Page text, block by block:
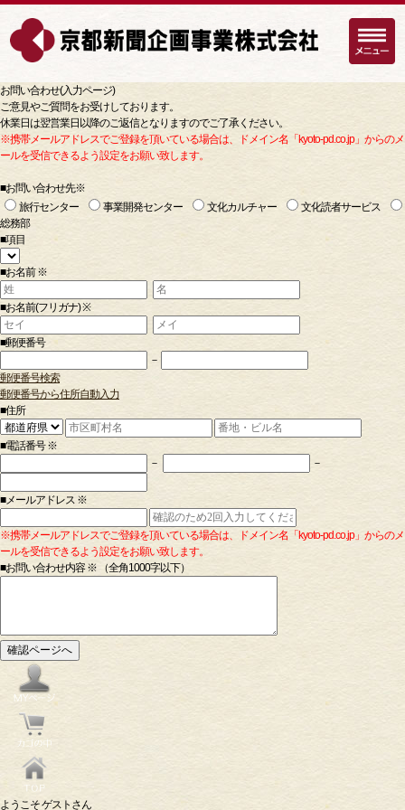
お問い合わせ(入力ページ)
ご意見やご質問をお受けしております。
休業日は翌営業日以降のご返信となりますのでご了承ください。
※携帯メールアドレスでご登録を頂いている場合は、ドメイン名「kyoto-pd.co.jp」からのメ
ールを受信できるよう設定をお願い致します。
■お問い合わせ先※
旅行センター
事業開発センター 文化カルチャー
文化読者サービス
総務部
■項目
■お名前※
■お名前(フリガナ)※
■郵便番号
－
郵便番号検索
郵便番号から住所自動入力
■住所
■電話番号 ※
－
－
■メールアドレス ※
※携帯メールアドレスでご登録を頂いている場合は、ドメイン名「kyoto-pd.co.jp」からのメ
ールを受信できるよう設定をお願い致します。
■お問い合わせ内容※ （全角1000字以下）
ようこそ ゲストさん